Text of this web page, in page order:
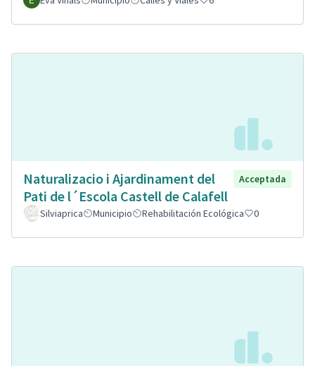
Naturalizacio i Ajardinament del
Pati de l´Escola Castell de Calafell
Acceptada
Silviaprica Municipio Rehabilitación Ecológica 0